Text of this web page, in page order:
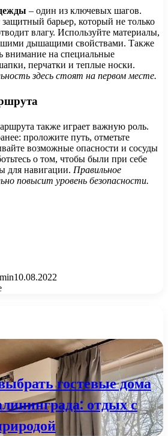
– один из ключевых шагов.
защитный барьер, который не только
влагу. Используйте материалы,
дышащими свойствами. Также
внимание на специальные
перчатки и теплые носки.
здесь стоят на первом месте.
также играет важную роль.
проложите путь, отметьте
возможные опасности и сосуды
о том, чтобы были при себе
для навигации. Правильное
повысит уровень безопасности.
10.08.2022
гостевые дома
отдых с